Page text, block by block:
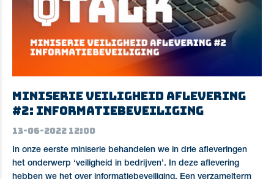
Miniserie Veiligheid aflevering
#2: informatiebeveiliging
13-06-2022 12:00
In onze eerste miniserie behandelen we in drie afleveringen
het onderwerp ‘veiligheid in bedrijven’. In deze aflevering
hebben we het over informatiebeveiliging. Een verzamelterm